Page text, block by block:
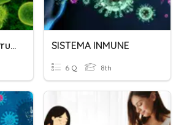
Sistema Inmune (prueba) SISTEMA INMUNE
6 Q 8th